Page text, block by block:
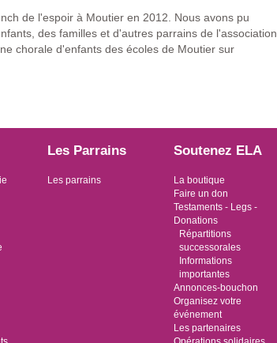
de l'espoir à Moutier en 2012. Nous avons pu
des familles et d'autres parrains de l'association.
chorale d'enfants des écoles de Moutier sur
Les Parrains
Les parrains
Soutenez ELA
La boutique
Faire un don
Testaments - Legs -
Donations
Répartitions
successorales
Informations
importantes
Annonces-bouchon
Organisez votre
événement
Les partenaires